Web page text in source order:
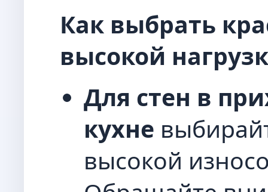
Как выбрать
высокой
Для стен в
кухне
высокой